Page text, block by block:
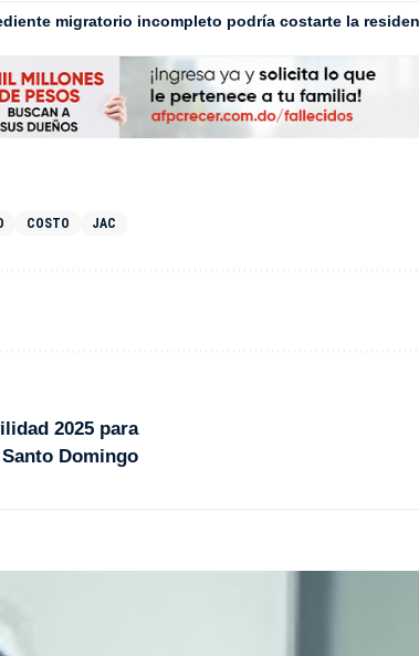
migratorio incompleto podría costarte la
COSTO JAC
2025 para
Domingo